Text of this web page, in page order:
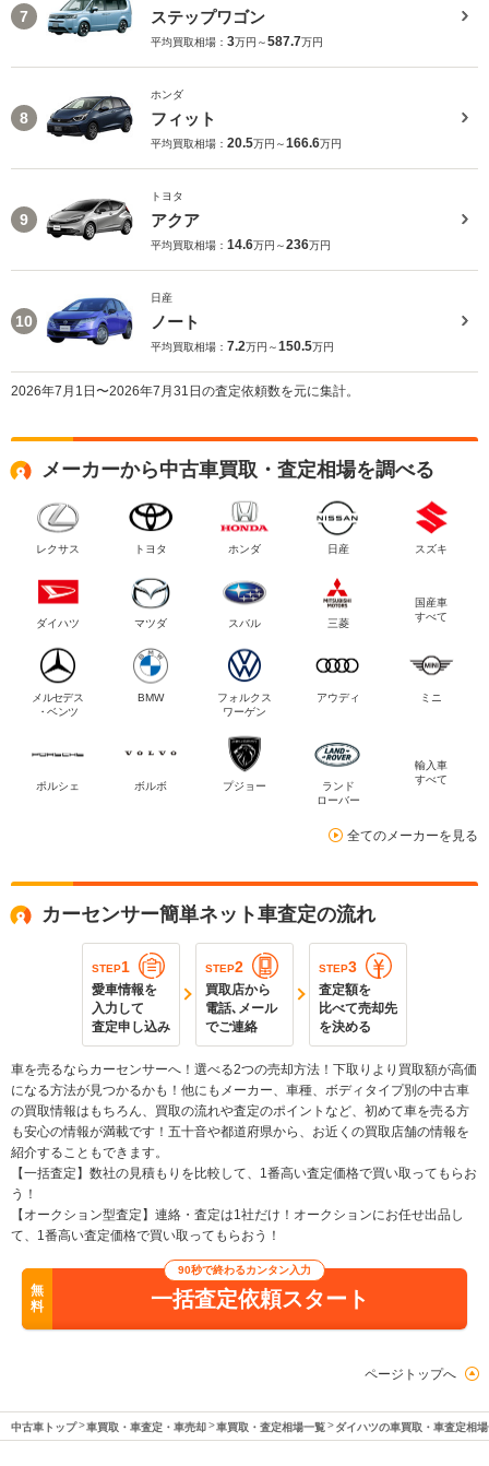
7 ステップワゴン
平均買取相場： 3万円～587.7万円
8
ホンダ
フィット
平均買取相場： 20.5万円～166.6万円
9
トヨタ
アクア
平均買取相場： 14.6万円～236万円
10
日産
ノート
平均買取相場： 7.2万円～150.5万円
2026年7月1日〜2026年7月31日の査定依頼数を元に集計。
メーカーから中古車買取・査定相場を調べる
レクサス トヨタ ホンダ 日産 スズキ
ダイハツ マツダ スバル 三菱
国産車
すべて
メルセデス
・ベンツ
BMW
フォルクス
ワーゲン
アウディ ミニ
ポルシェ ボルボ プジョー
ランド
ローバー
輸入車
すべて
全てのメーカーを見る
カーセンサー簡単ネット車査定の流れ
STEP1
愛車情報を
入力して
査定申し込み
STEP2
買取店から
電話､メール
でご連絡
STEP3
査定額を
比べて売却先
を決める
車を売るならカーセンサーへ！選べる2つの売却方法！下取りより買取額が高価
になる方法が見つかるかも！他にもメーカー、車種、ボディタイプ別の中古車
の買取情報はもちろん、買取の流れや査定のポイントなど、初めて車を売る方
も安心の情報が満載です！五十音や都道府県から、お近くの買取店舗の情報を
紹介することもできます。
【一括査定】数社の見積もりを比較して、1番高い査定価格で買い取ってもらお
う！
【オークション型査定】連絡・査定は1社だけ！オークションにお任せ出品し
て、1番高い査定価格で買い取ってもらおう！
無
料
90秒で終わるカンタン入力
一括査定依頼スタート
ページトップへ
中古車トップ 車買取・車査定・車売却 車買取・査定相場一覧 ダイハツの車買取・車査定相